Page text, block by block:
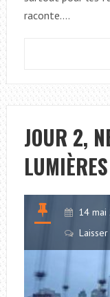
raconte.…
JOUR 2,
14 mai